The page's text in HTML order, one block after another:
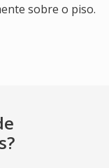
sobre o piso.